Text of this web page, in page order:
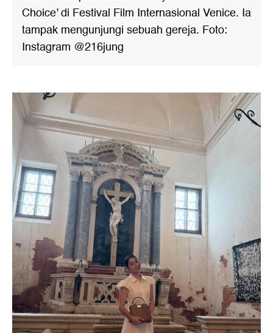
Choice’ di Festival Film Internasional Venice. Ia
tampak mengunjungi sebuah gereja. Foto:
Instagram @216jung